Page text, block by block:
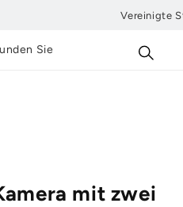
Sie
mit zwei